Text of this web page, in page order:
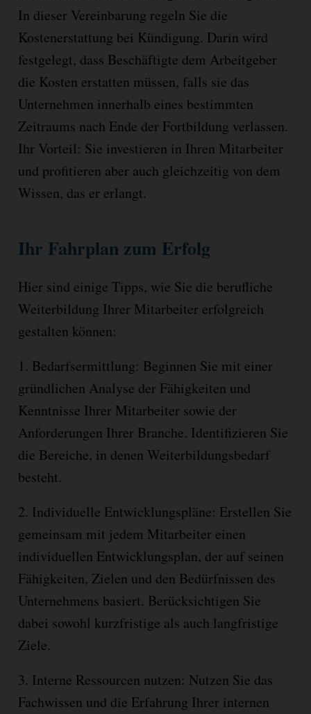
In dieser Vereinbarung regeln Sie die
Kostenerstattung bei Kündigung. Darin wird
festgelegt, dass Beschäftigte dem Arbeitgeber
die Kosten erstatten müssen, falls sie das
Unternehmen innerhalb eines bestimmten
Zeitraums nach Ende der Fortbildung verlassen.
Ihr Vorteil: Sie investieren in Ihren Mitarbeiter
und profitieren aber auch gleichzeitig von dem
Wissen, das er erlangt.
Ihr Fahrplan zum Erfolg
Hier sind einige Tipps, wie Sie die berufliche
Weiterbildung Ihrer Mitarbeiter erfolgreich
gestalten können:
1. Bedarfsermittlung: Beginnen Sie mit einer
gründlichen Analyse der Fähigkeiten und
Kenntnisse Ihrer Mitarbeiter sowie der
Anforderungen Ihrer Branche. Identifizieren Sie
die Bereiche, in denen Weiterbildungsbedarf
besteht.
2. Individuelle Entwicklungspläne: Erstellen Sie
gemeinsam mit jedem Mitarbeiter einen
individuellen Entwicklungsplan, der auf seinen
Fähigkeiten, Zielen und den Bedürfnissen des
Unternehmens basiert. Berücksichtigen Sie
dabei sowohl kurzfristige als auch langfristige
Ziele.
3. Interne Ressourcen nutzen: Nutzen Sie das
Fachwissen und die Erfahrung Ihrer internen